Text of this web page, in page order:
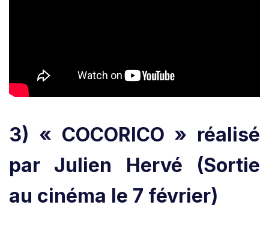
3) « COCORICO » réalisé
par Julien Hervé (Sortie
au cinéma le 7 février)